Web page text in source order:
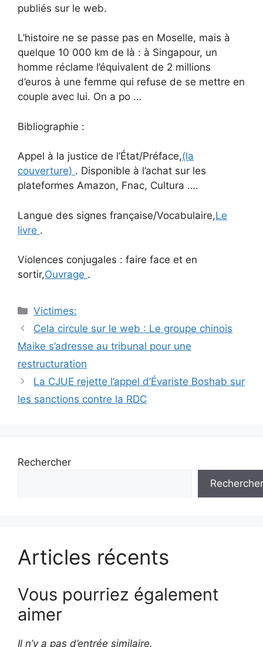
publiés sur le web.
L’histoire ne se passe pas en Moselle, mais à
quelque 10 000 km de là : à Singapour, un
homme réclame l’équivalent de 2 millions
d’euros à une femme qui refuse de se mettre en
couple avec lui. On a po …
Bibliographie :
Appel à la justice de l’État/Préface,(la
couverture) . Disponible à l’achat sur les
plateformes Amazon, Fnac, Cultura ….
Langue des signes française/Vocabulaire,Le
livre .
Violences conjugales : faire face et en
sortir,Ouvrage .
Catégories
Victimes:
Navigation
des
Cela circule sur le web : Le groupe chinois
Maike s’adresse au tribunal pour une
restructuration
La CJUE rejette l’appel d’Évariste Boshab sur
les sanctions contre la RDC
Rechercher
Rechercher
Articles récents
Vous pourriez également
aimer
Il n’y a pas d’entrée similaire.